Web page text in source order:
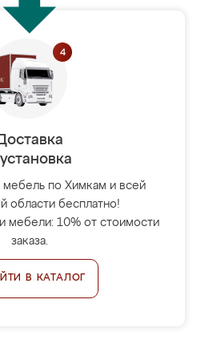
по Химкам и всей
области бесплатно!
мебели: 10% от стоимости
заказа.
В КАТАЛОГ